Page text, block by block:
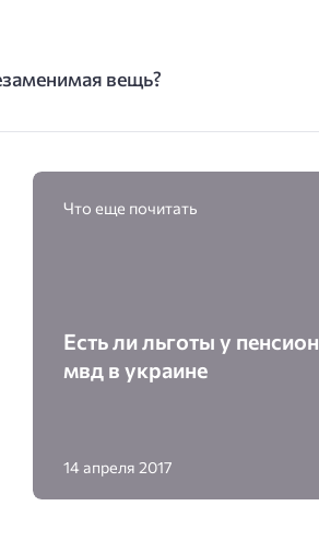
вещь?
Что еще почитать
Есть ли льготы у
мвд в украине
14 апреля 2017